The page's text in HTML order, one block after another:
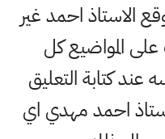
احمد غير
كل
التعليق
مهدي اي